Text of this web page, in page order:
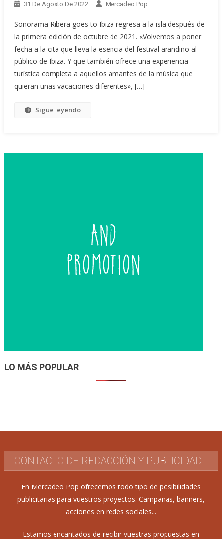
31 De Agosto De 2022 Mercadeo Pop
Sonorama Ribera goes to Ibiza regresa a la isla después de
la primera edición de octubre de 2021. «Volvemos a poner
fecha a la cita que lleva la esencia del festival arandino al
público de Ibiza. Y que también ofrece una experiencia
turística completa a aquellos amantes de la música que
quieran unas vacaciones diferentes», […]
Sigue leyendo
LO MÁS POPULAR
CONTACTO DE REDACCIÓN Y PUBLICIDAD
En Mercadeo Pop ofrecemos todo tipo de posibilidades
publicitarias para vuestros proyectos. Campañas, banners,
acciones en redes sociales...
Estamos encantados de recibir vuestras propuestas en